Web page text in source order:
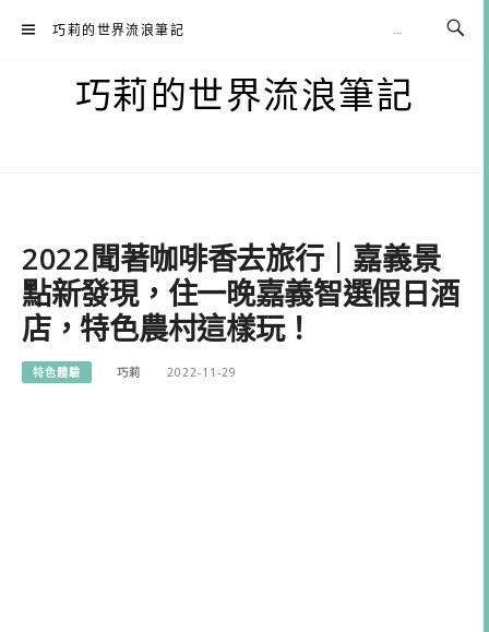
巧莉的世界流浪筆記
巧莉的世界流浪筆記
2022聞著咖啡香去旅行｜嘉義景
點新發現，住一晚嘉義智選假日酒
店，特色農村這樣玩！
特色體驗 巧莉 2022-11-29